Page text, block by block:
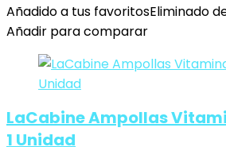
Añadido a tus favoritosEliminado
Añadir para comparar
LaCabine Ampollas
1 Unidad